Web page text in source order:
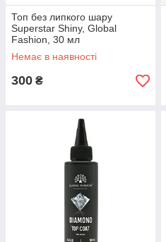
Топ без липкого шару
Superstar Shiny, Global
Fashion, 30 мл
Немає в наявності
300 ₴